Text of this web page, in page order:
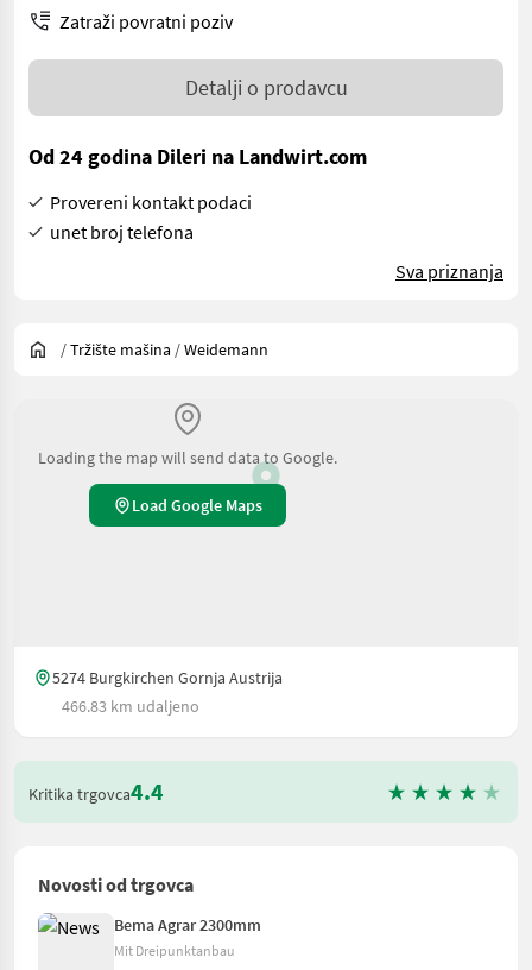
Zatraži povratni poziv
Detalji o prodavcu
Od 24 godina Dileri na Landwirt.com
Provereni kontakt podaci
unet broj telefona
Sva priznanja
/Tržište mašina /Weidemann
Loading the map will send data to Google.
Load Google Maps
5274 Burgkirchen Gornja Austrija
466.83 km udaljeno
Kritika trgovca4.4
Novosti od trgovca
Bema Agrar 2300mm
Mit Dreipunktanbau